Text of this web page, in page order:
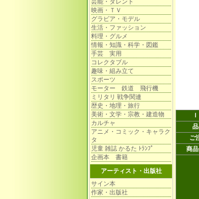
芸能・タレント
映画・ＴＶ
グラビア・モデル
生活・ファッション
料理・グルメ
情報・知識・科学・図鑑
手芸 実用
コレクタブル
趣味・組み立て
スポーツ
モーター 鉄道 飛行機
ミリタリ 戦争関連
歴史・地理・旅行
美術・文学・宗教・建造物
カルチャ
アニメ・コミック・キャラク
タ
児童 雑誌 かるた ﾄﾗﾝﾌﾟ
企画本 書籍
アーティスト・出版社
サイン本
作家・出版社
ご
商